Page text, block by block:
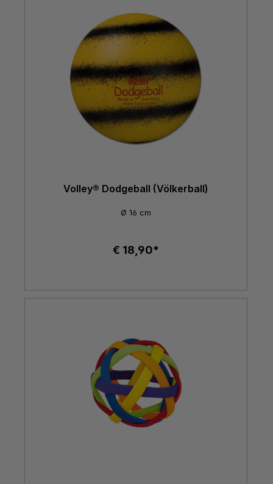
Volley® Dodgeball (Völkerball)
Ø 16 cm
€ 18,90*